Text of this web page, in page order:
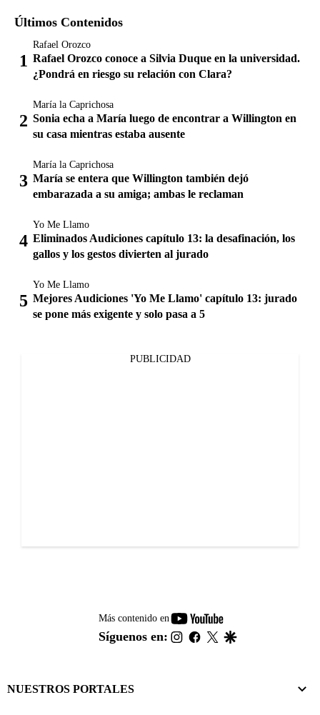
Últimos Contenidos
Rafael Orozco
Rafael Orozco conoce a Silvia Duque en la universidad.
¿Pondrá en riesgo su relación con Clara?
María la Caprichosa
Sonia echa a María luego de encontrar a Willington en
su casa mientras estaba ausente
María la Caprichosa
María se entera que Willington también dejó
embarazada a su amiga; ambas le reclaman
Yo Me Llamo
Eliminados Audiciones capítulo 13: la desafinación, los
gallos y los gestos divierten al jurado
Yo Me Llamo
Mejores Audiciones 'Yo Me Llamo' capítulo 13: jurado
se pone más exigente y solo pasa a 5
PUBLICIDAD
Más contenido en
youtube-
footer
Síguenos en: instagram
facebook
twitter
NUESTROS PORTALES